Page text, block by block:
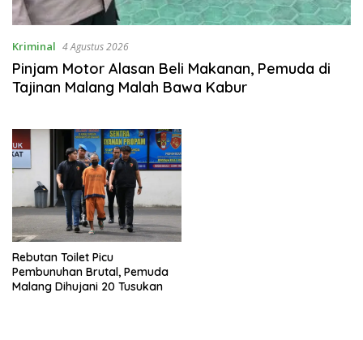
Kriminal 4 Agustus 2026
Pinjam Motor Alasan Beli Makanan, Pemuda di
Tajinan Malang Malah Bawa Kabur
Rebutan Toilet Picu
Pembunuhan Brutal, Pemuda
Malang Dihujani 20 Tusukan